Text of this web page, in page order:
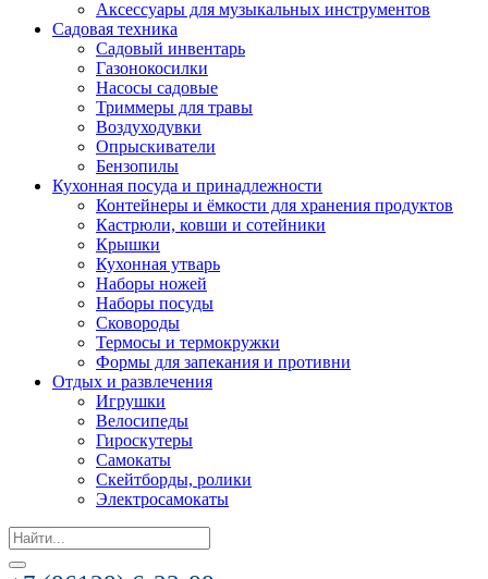
Аксессуары для музыкальных инструментов
Садовая техника
Садовый инвентарь
Газонокосилки
Насосы садовые
Триммеры для травы
Воздуходувки
Опрыскиватели
Бензопилы
Кухонная посуда и принадлежности
Контейнеры и ёмкости для хранения продуктов
Кастрюли, ковши и сотейники
Крышки
Кухонная утварь
Наборы ножей
Наборы посуды
Сковороды
Термосы и термокружки
Формы для запекания и противни
Отдых и развлечения
Игрушки
Велосипеды
Гироскутеры
Самокаты
Скейтборды, ролики
Электросамокаты
Search
for: